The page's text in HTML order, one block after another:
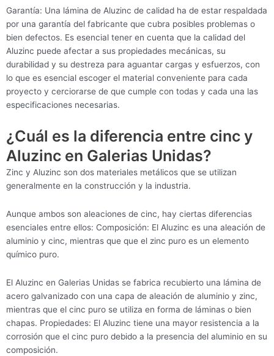
Garantía: Una lámina de Aluzinc de calidad ha de estar respaldada
por una garantía del fabricante que cubra posibles problemas o
bien defectos. Es esencial tener en cuenta que la calidad del
Aluzinc puede afectar a sus propiedades mecánicas, su
durabilidad y su destreza para aguantar cargas y esfuerzos, con
lo que es esencial escoger el material conveniente para cada
proyecto y cerciorarse de que cumple con todas y cada una las
especificaciones necesarias.
¿Cuál es la diferencia entre cinc y
Aluzinc en Galerias Unidas?
Zinc y Aluzinc son dos materiales metálicos que se utilizan
generalmente en la construcción y la industria.
Aunque ambos son aleaciones de cinc, hay ciertas diferencias
esenciales entre ellos: Composición: El Aluzinc es una aleación de
aluminio y cinc, mientras que que el zinc puro es un elemento
químico puro.
El Aluzinc en Galerias Unidas se fabrica recubierto una lámina de
acero galvanizado con una capa de aleación de aluminio y zinc,
mientras que el cinc puro se utiliza en forma de láminas o bien
chapas. Propiedades: El Aluzinc tiene una mayor resistencia a la
corrosión que el cinc puro debido a la presencia del aluminio en su
composición.